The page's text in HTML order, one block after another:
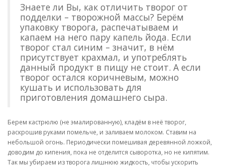
Знаете ли Вы, как отличить творог от
подделки – творожной массы? Берём
упаковку творога, распечатываем и
капаем на него пару капель йода. Если
творог стал синим – значит, в нём
присутствует крахмал, и употреблять
данный продукт в пищу не стоит. А если
творог остался коричневым, можно
кушать и использовать для
приготовления домашнего сыра.
Берем кастрюлю (не эмалированную), кладём в неё творог,
раскрошив руками помельче, и заливаем молоком. Ставим на
небольшой огонь. Периодически помешивая деревянной ложкой,
доводим до кипения, пока не отделится сыворотка, но не кипятим.
Так мы убираем из творога лишнюю жидкость, чтобы ускорить